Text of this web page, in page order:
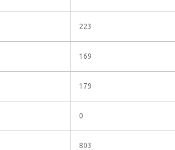
223
169
179
0
803